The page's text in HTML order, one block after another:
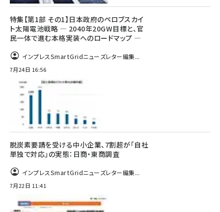
特集【第1部 その1】日本政府のペロブスカイ
ト太陽電池戦略 ― 2040年20GW目標と、官
民一体で進む本格実装へのロードマップ ―
インプレスSmartGridニューズレター編集...
7月24日 16:56
脱炭素要請を受ける中小企業、7割超が「自社
単独で対応」の実態：日商・東商調査
インプレスSmartGridニューズレター編集...
7月22日 11:41